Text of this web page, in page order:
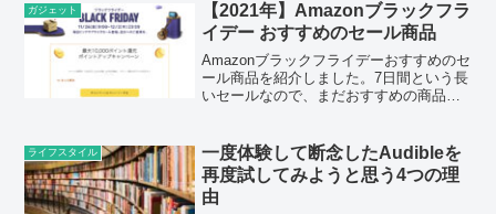
ガジェット
【2021年】Amazonブラックフラ
イデー おすすめのセール商品
Amazonブラックフライデーおすすめのセ
ール商品を紹介しました。7日間という長
いセールなので、まだおすすめの商品が
ライフスタイル
一度体験して断念したAudibleを
再度試してみようと思う4つの理
由